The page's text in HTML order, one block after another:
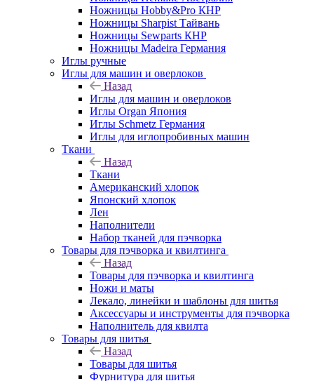
Ножницы Hobby&Pro КНР
Ножницы Sharpist Тайвань
Ножницы Sewparts КНР
Ножницы Madeira Германия
Иглы ручные
Иглы для машин и оверлоков
Назад
Иглы для машин и оверлоков
Иглы Organ Япония
Иглы Schmetz Германия
Иглы для иглопробивных машин
Ткани
Назад
Ткани
Американский хлопок
Японский хлопок
Лен
Наполнители
Набор тканей для пэчворка
Товары для пэчворка и квилтинга
Назад
Товары для пэчворка и квилтинга
Ножи и маты
Лекало, линейки и шаблоны для шитья
Аксессуары и инструменты для пэчворка
Наполнитель для квилта
Товары для шитья
Назад
Товары для шитья
Фурнитура для шитья